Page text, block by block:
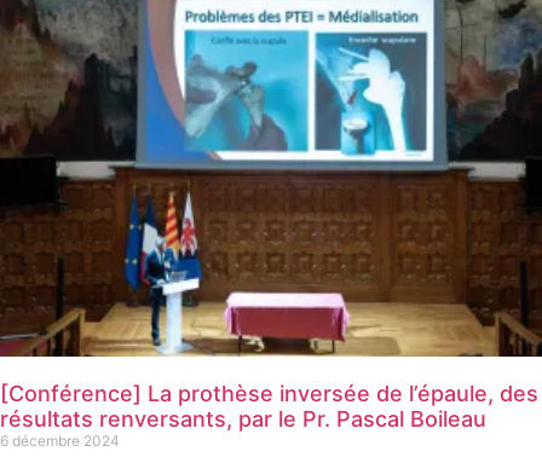
[Conférence] La prothèse inversée de l’épaule, des
résultats renversants, par le Pr. Pascal Boileau
6 décembre 2024